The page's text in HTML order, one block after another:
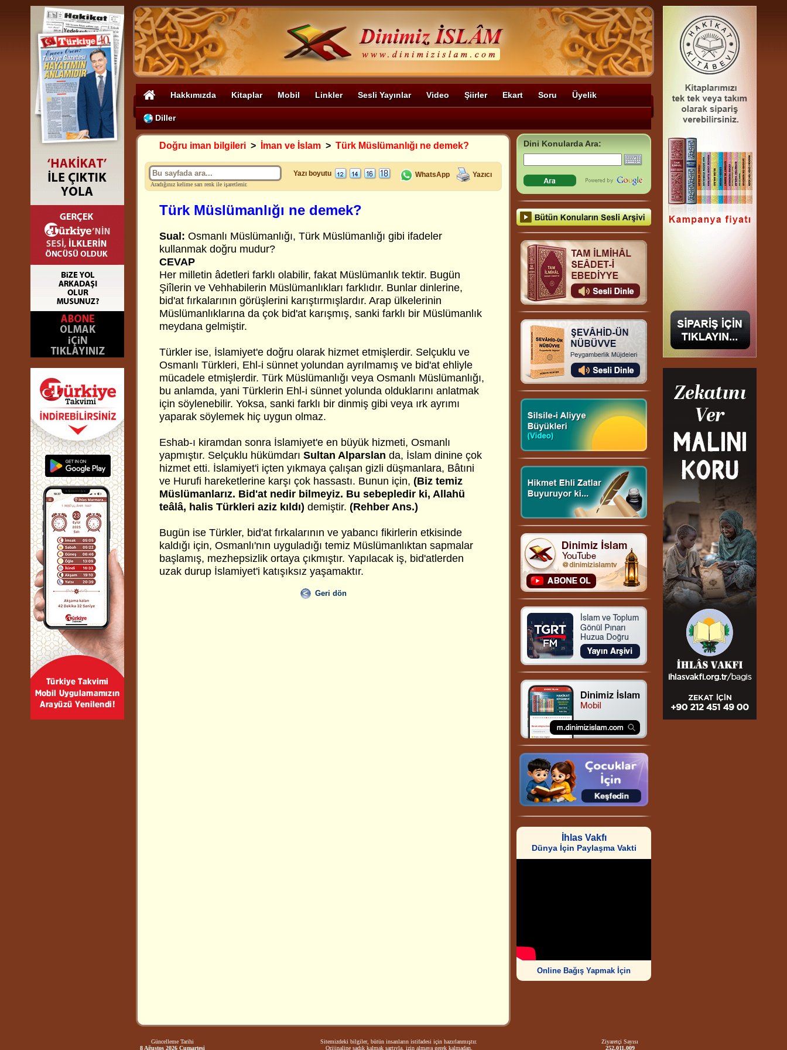
Hakkımızda Kitaplar Mobil Linkler Sesli Yayınlar Video Şiirler Ekart Soru Üyelik
Diller
Doğru iman bilgileri > İman ve İslam > Türk Müslümanlığı ne demek?
Aradığınız kelime sarı renk ile işaretlenir.
Yazı boyutu WhatsApp Yazıcı
Türk Müslümanlığı ne demek?
Sual: Osmanlı Müslümanlığı, Türk Müslümanlığı gibi ifadeler
kullanmak doğru mudur?
CEVAP
Her milletin âdetleri farklı olabilir, fakat Müslümanlık tektir. Bugün
Şiîlerin ve Vehhabilerin Müslümanlıkları farklıdır. Bunlar dinlerine,
bid'at fırkalarının görüşlerini karıştırmışlardır. Arap ülkelerinin
Müslümanlıklarına da çok bid'at karışmış, sanki farklı bir Müslümanlık
meydana gelmiştir.
Türkler ise, İslamiyet'e doğru olarak hizmet etmişlerdir. Selçuklu ve
Osmanlı Türkleri, Ehl-i sünnet yolundan ayrılmamış ve bid'at ehliyle
mücadele etmişlerdir. Türk Müslümanlığı veya Osmanlı Müslümanlığı,
bu anlamda, yani Türklerin Ehl-i sünnet yolunda olduklarını anlatmak
için söylenebilir. Yoksa, sanki farklı bir dinmiş gibi veya ırk ayrımı
yaparak söylemek hiç uygun olmaz.
Eshab-ı kiramdan sonra İslamiyet'e en büyük hizmeti, Osmanlı
yapmıştır. Selçuklu hükümdarı Sultan Alparslan da, İslam dinine çok
hizmet etti. İslamiyet'i içten yıkmaya çalışan gizli düşmanlara, Bâtıni
ve Hurufi hareketlerine karşı çok hassastı. Bunun için, (Biz temiz
Müslümanlarız. Bid'at nedir bilmeyiz. Bu sebepledir ki, Allahü
teâlâ, halis Türkleri aziz kıldı) demiştir. (Rehber Ans.)
Bugün ise Türkler, bid'at fırkalarının ve yabancı fikirlerin etkisinde
kaldığı için, Osmanlı'nın uyguladığı temiz Müslümanlıktan sapmalar
başlamış, mezhepsizlik ortaya çıkmıştır. Yapılacak iş, bid'atlerden
uzak durup İslamiyet'i katışıksız yaşamaktır.
Geri dön
Dini Konularda Ara:
İhlas Vakfı
Dünya İçin Paylaşma Vakti
Online Bağış Yapmak İçin
Güncelleme Tarihi
8 Ağustos 2026 Cumartesi
Sitemizdeki bilgiler, bütün insanların istifadesi için hazırlanmıştır.
Orijinaline sadık kalmak şartıyla, izin almaya gerek kalmadan,
Ziyaretçi Sayısı
252.011.009